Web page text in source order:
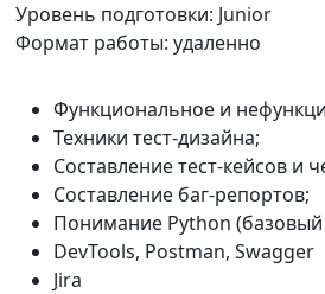
Уровень подготовки: Junior
Формат работы: удаленно
Функциональное и
Техники тест-дизайна;
Составление тест-кейсов и
Составление баг-репортов;
Понимание Python (базовый
DevTools, Postman, Swagger
Jira